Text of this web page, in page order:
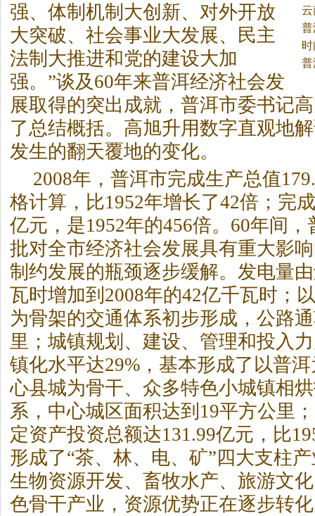
发
云
强、体制机制大创新、对外开放
大突破、社会事业大发展、民主
法制大推进和党的建设大加
强。 ”谈及60年来普洱经济社会发
展取得的突出成就，普洱市委书记
了总结概括。高旭升用数字直观地
发生的翻天覆地的变化。
2008年，普洱市完成生产总值
格计算，比1952年增长了42倍；完
亿元，是1952年的456倍。60年间
批对全市经济社会发展具有重大影
制约发展的瓶颈逐步缓解。发电量
瓦时增加到2008年的42亿千瓦时；
为骨架的交通体系初步形成，公路
里；城镇规划、建设、管理和投入
镇化水平达29%，基本形成了以普
心县城为骨干、众多特色小城镇相
系，中心城区面积达到19平方公里
定资产投资总额达131.99亿元，比
形成了“茶、林、电、矿”四大支柱
生物资源开发、畜牧水产、旅游文
色骨干产业，资源优势正在逐步转